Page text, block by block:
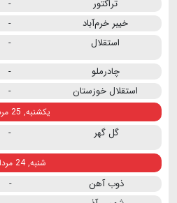
تراکتور -
خیبر خرم‌آباد
-
استقلال
-
چادرملو
-
استقلال خوزستان
-
یکشنبه, 25 مرداد
گل گهر -
شنبه, 24 مرداد
ذوب آهن -